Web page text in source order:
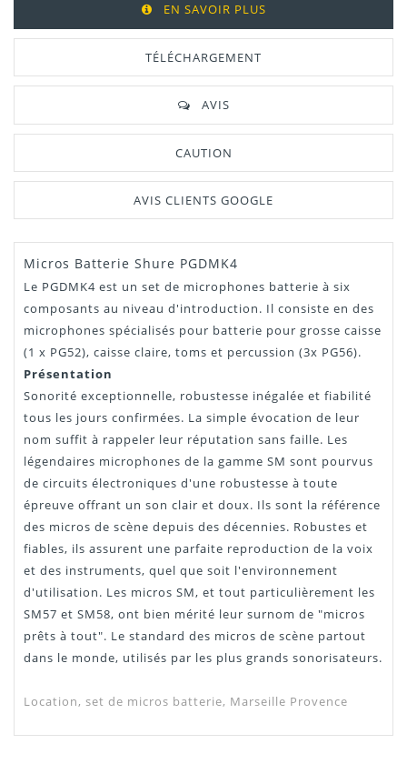
EN SAVOIR PLUS
TÉLÉCHARGEMENT
AVIS
CAUTION
AVIS CLIENTS GOOGLE
Manuel /
Notice
Télécharger Dans L'onglet
"Téléchargement"
Micros Batterie Shure PGDMK4
Le PGDMK4 est un set de microphones batterie à six
composants au niveau d'introduction. Il consiste en des
microphones spécialisés pour batterie pour grosse caisse
(1 x PG52), caisse claire, toms et percussion (3x PG56).
Présentation
Sonorité exceptionnelle, robustesse inégalée et fiabilité
tous les jours confirmées. La simple évocation de leur
nom suffit à rappeler leur réputation sans faille. Les
légendaires microphones de la gamme SM sont pourvus
de circuits électroniques d'une robustesse à toute
épreuve offrant un son clair et doux. Ils sont la référence
des micros de scène depuis des décennies. Robustes et
fiables, ils assurent une parfaite reproduction de la voix
et des instruments, quel que soit l'environnement
d'utilisation. Les micros SM, et tout particulièrement les
SM57 et SM58, ont bien mérité leur surnom de "micros
prêts à tout". Le standard des micros de scène partout
dans le monde, utilisés par les plus grands sonorisateurs.
Location, set de micros batterie, Marseille Provence